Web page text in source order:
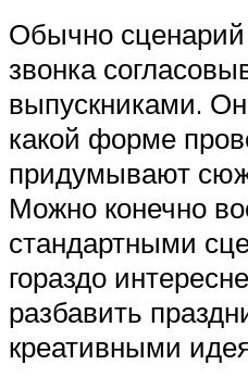
Обычно сценарий
звонка
выпускниками.
какой форме
придумывают
Можно конечно
стандартными
гораздо
разбавить
креативными